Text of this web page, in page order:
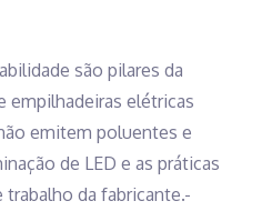
são pilares da
empilhadeiras elétricas
emitem poluentes e
de LED e as práticas
da fabricante.